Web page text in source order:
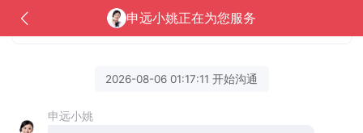
申远小姚正在为您服务
咨询热线：400-821-5008
2026-08-06 01:17:11 开始沟通
申远小姚